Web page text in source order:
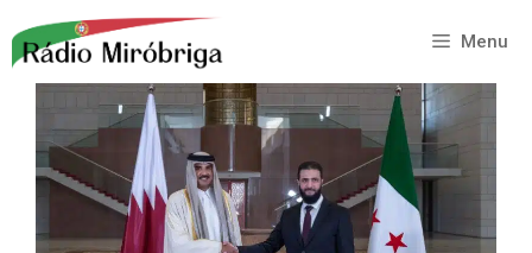
para
conteúdo
Menu